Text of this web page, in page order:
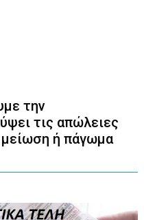
την
τις απώλειες
ή πάγωμα